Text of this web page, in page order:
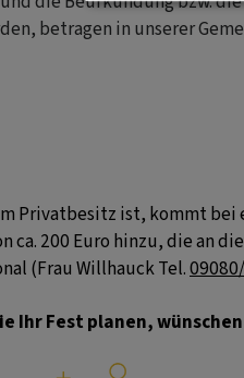
betragen in unserer
Privatbesitz ist, kommt bei
ca. 200 Euro hinzu, die an
(Frau Willhauck Tel.
Ihr Fest planen,